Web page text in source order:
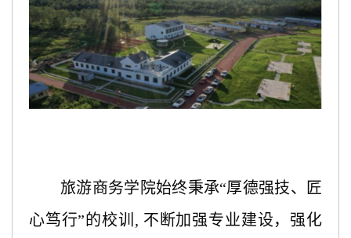
旅游商务学院始终秉承“厚德强技、匠
心笃行”的校训, 不断加强专业建设，强化